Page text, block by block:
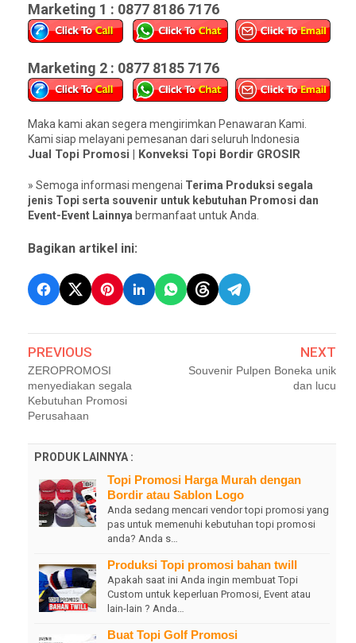
Marketing 1 : 0877 8186 7176
Marketing 2 : 0877 8185 7176
Maka kami akan segera mengirimkan Penawaran Kami.
Kami siap melayani pemesanan dari seluruh Indonesia
Jual Topi Promosi | Konveksi Topi Bordir GROSIR
» Semoga informasi mengenai Terima Produksi segala
jenis Topi serta souvenir untuk kebutuhan Promosi dan
Event-Event Lainnya bermanfaat untuk Anda.
Bagikan artikel ini:
PREVIOUS
ZEROPROMOSI
menyediakan segala
Kebutuhan Promosi
Perusahaan
NEXT
Souvenir Pulpen Boneka unik
dan lucu
PRODUK LAINNYA :
Topi Promosi Harga Murah dengan
Bordir atau Sablon Logo
Anda sedang mencari vendor topi promosi yang
pas untuk memenuhi kebutuhan topi promosi
anda? Anda s…
Produksi Topi promosi bahan twill
Apakah saat ini Anda ingin membuat Topi
Custom untuk keperluan Promosi, Event atau
lain-lain ? Anda…
Buat Topi Golf Promosi